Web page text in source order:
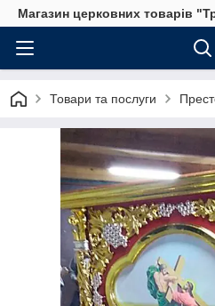
Магазин церковних товарів
Товари та послуги